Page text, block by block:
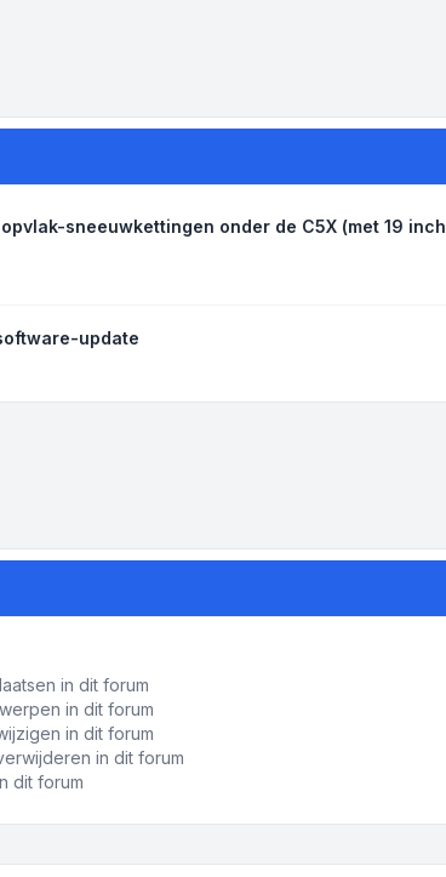
sneeuwkettingen onder de C5X (met 19 inch
update
in dit forum
in dit forum
in dit forum
in dit forum
dit forum